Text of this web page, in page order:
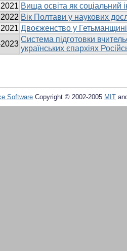
2021 Вища освіта як соціальний
2022 Вік Полтави у наукових
2021 Двоєженство у Гетьманщині
Система підготовки
українських єпархіях
Software Copyright © 2002-2005 MIT